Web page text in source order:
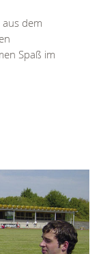
aus dem
Spaß im